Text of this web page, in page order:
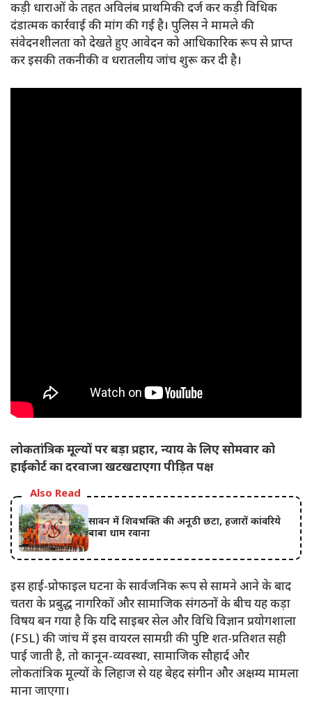
कड़ी धाराओं के तहत अविलंब प्राथमिकी दर्ज कर कड़ी विधिक
दंडात्मक कार्रवाई की मांग की गई है। पुलिस ने मामले की
संवेदनशीलता को देखते हुए आवेदन को आधिकारिक रूप से प्राप्त
कर इसकी तकनीकी व धरातलीय जांच शुरू कर दी है।
लोकतांत्रिक मूल्यों पर बड़ा प्रहार, न्याय के लिए सोमवार को
हाईकोर्ट का दरवाजा खटखटाएगा पीड़ित पक्ष
Also Read
सावन में शिवभक्ति की अनूठी छटा, हजारों कांवरिये
बाबा धाम रवाना
इस हाई-प्रोफाइल घटना के सार्वजनिक रूप से सामने आने के बाद
चतरा के प्रबुद्ध नागरिकों और सामाजिक संगठनों के बीच यह कड़ा
विषय बन गया है कि यदि साइबर सेल और विधि विज्ञान प्रयोगशाला
(FSL) की जांच में इस वायरल सामग्री की पुष्टि शत-प्रतिशत सही
पाई जाती है, तो कानून-व्यवस्था, सामाजिक सौहार्द और
लोकतांत्रिक मूल्यों के लिहाज से यह बेहद संगीन और अक्षम्य मामला
माना जाएगा।